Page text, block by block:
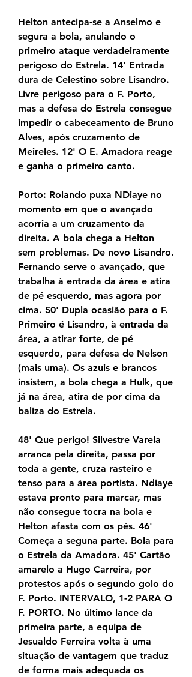
Helton antecipa-se a Anselmo e
segura a bola, anulando o
primeiro ataque verdadeiramente
perigoso do Estrela. 14' Entrada
dura de Celestino sobre Lisandro.
Livre perigoso para o F. Porto,
mas a defesa do Estrela consegue
impedir o cabeceamento de Bruno
Alves, após cruzamento de
Meireles. 12' O E. Amadora reage
e ganha o primeiro canto.
Porto: Rolando puxa NDiaye no
momento em que o avançado
acorria a um cruzamento da
direita. A bola chega a Helton
sem problemas. De novo Lisandro.
Fernando serve o avançado, que
trabalha à entrada da área e atira
de pé esquerdo, mas agora por
cima. 50' Dupla ocasião para o F.
Primeiro é Lisandro, à entrada da
área, a atirar forte, de pé
esquerdo, para defesa de Nelson
(mais uma). Os azuis e brancos
insistem, a bola chega a Hulk, que
já na área, atira de por cima da
baliza do Estrela.
48' Que perigo! Silvestre Varela
arranca pela direita, passa por
toda a gente, cruza rasteiro e
tenso para a área portista. Ndiaye
estava pronto para marcar, mas
não consegue tocra na bola e
Helton afasta com os pés. 46'
Começa a seguna parte. Bola para
o Estrela da Amadora. 45' Cartão
amarelo a Hugo Carreira, por
protestos após o segundo golo do
F. Porto. INTERVALO, 1-2 PARA O
F. PORTO. No último lance da
primeira parte, a equipa de
Jesualdo Ferreira volta à uma
situação de vantagem que traduz
de forma mais adequada os